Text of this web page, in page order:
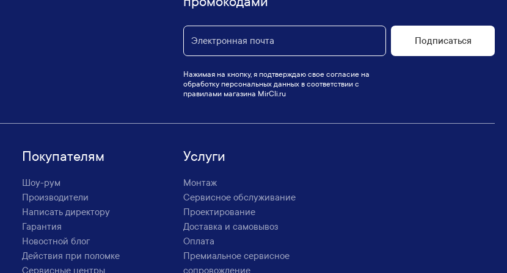
Подписаться
Нажимая на кнопку, я подтверждаю свое согласие на
обработку персональных данных в соответствии с
правилами магазина MirCli.ru
Покупателям
Шоу-рум
Производители
Написать директору
Гарантия
Новостной блог
Действия при поломке
Сервисные центры
Услуги
Монтаж
Сервисное обслуживание
Проектирование
Доставка и самовывоз
Оплата
Премиальное сервисное
сопровождение